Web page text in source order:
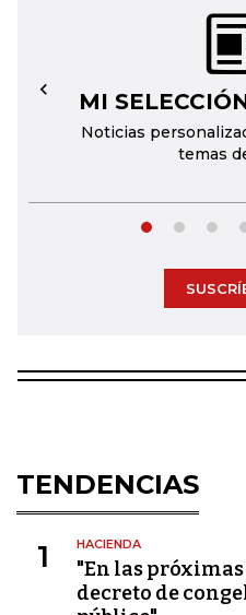
MI
Noticias
temas
←
TENDENCIAS
1 HACIENDA
"En las
decreto de